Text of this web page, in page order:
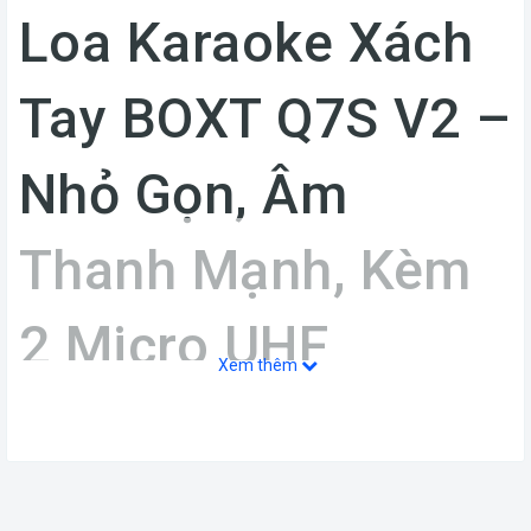
Loa Karaoke Xách
Tay BOXT Q7S V2 –
Nhỏ Gọn, Âm
Thanh Mạnh, Kèm
2 Micro UHF
Xem thêm